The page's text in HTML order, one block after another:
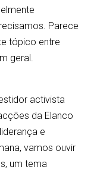
Parece
tópico entre
geral.
activista
da Elanco
e
vamos ouvir
um tema